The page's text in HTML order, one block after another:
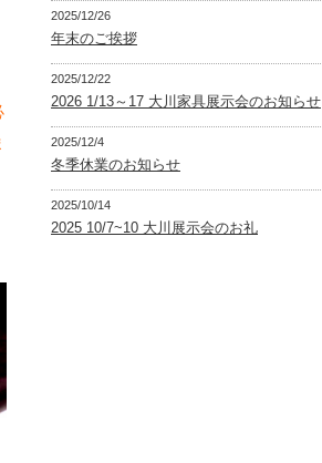
2025/12/26
年末のご挨拶
2025/12/22
2026 1/13～17 大川家具展示会のお知らせ
2025/12/4
冬季休業のお知らせ
2025/10/14
2025 10/7~10 大川展示会のお礼